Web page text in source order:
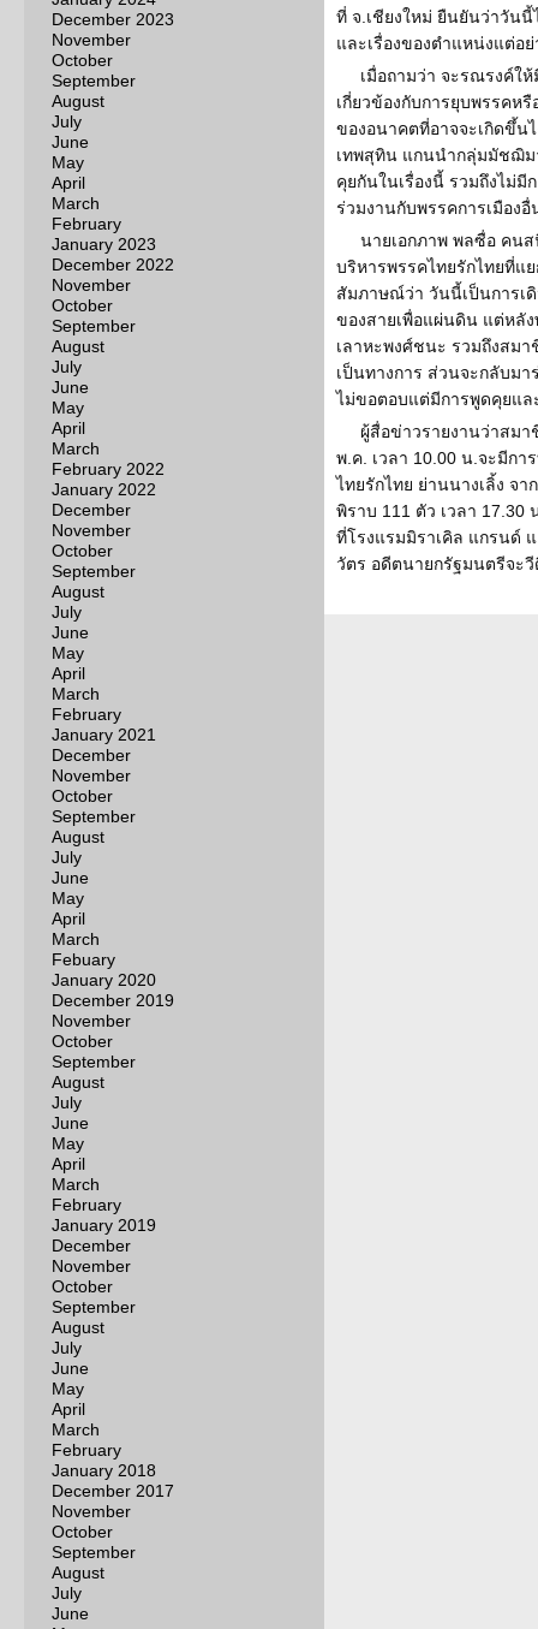
December 2023
November
October
September
August
July
June
May
April
March
February
January 2023
December 2022
November
October
September
August
July
June
May
April
March
February 2022
January 2022
December
November
October
September
August
July
June
May
April
March
February
January 2021
December
November
October
September
August
July
June
May
April
March
Febuary
January 2020
December 2019
November
October
September
August
July
June
May
April
March
February
January 2019
December
November
October
September
August
July
June
May
April
March
February
January 2018
December 2017
November
October
September
August
July
June
ที่ จ.เชียงใหม่ ยืนยันว่าวันนี้
และเรื่องของตำแหน่งแต่อ
เมื่อถามว่า จะรณรงค์ใ
เกี่ยวข้องกับการยุบพรรคห
ของอนาคตที่อาจจะเกิดขึ้น
เทพสุทิน แกนนำกลุ่มมัชฌิม
คุยกันในเรื่องนี้ รวมถึงไม่มี
ร่วมงานกับพรรคการเมืองอื่
นายเอกภาพ พลซื่อ คน
บริหารพรรคไทยรักไทยที่แ
สัมภาษณ์ว่า วันนี้เป็นการเ
ของสายเพื่อแผ่นดิน แต่หลั
เลาหะพงศ์ชนะ รวมถึงสม
เป็นทางการ ส่วนจะกลับม
ไม่ขอตอบแต่มีการพูดคุยแ
ผู้สื่อข่าวรายงานว่าสม
พ.ค. เวลา 10.00 น.จะมีก
ไทยรักไทย ย่านนางเลิ้ง จ
พิราบ 111 ตัว เวลา 17.30
ที่โรงแรมมิราเคิล แกรนด์
วัตร อดีตนายกรัฐมนตรีจะ